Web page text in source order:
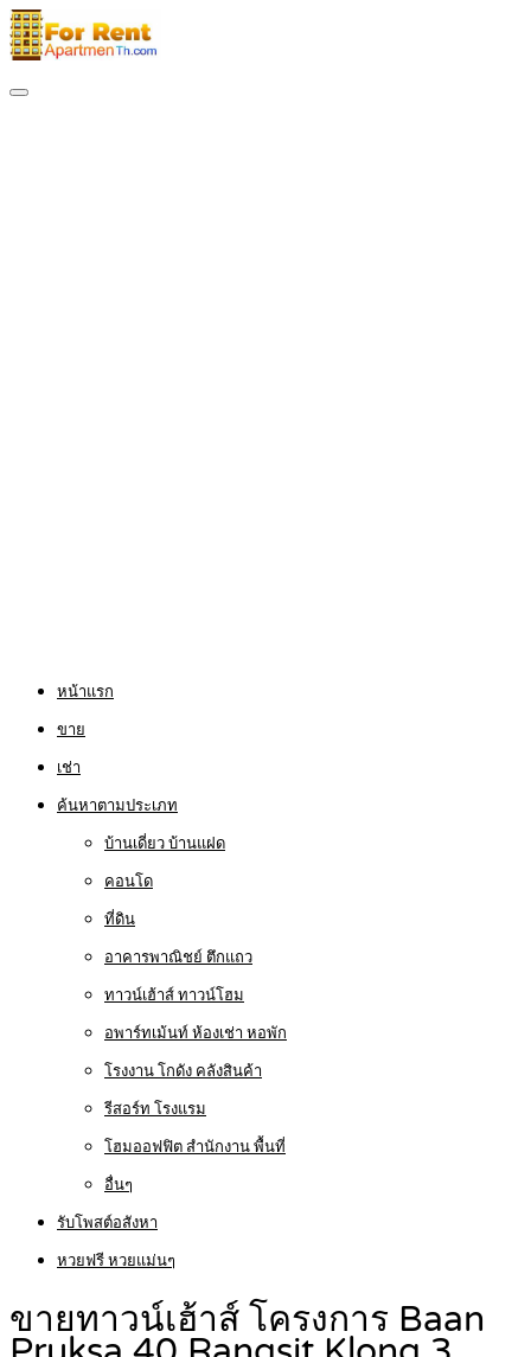
หน้าแรก
ขาย
เช่า
ค้นหาตามประเภท
บ้านเดี่ยว บ้านแฝด
คอนโด
ที่ดิน
อาคารพาณิชย์ ตึกแถว
ทาวน์เฮ้าส์ ทาวน์โฮม
อพาร์ทเม้นท์ ห้องเช่า หอพัก
โรงงาน โกดัง คลังสินค้า
รีสอร์ท โรงแรม
โฮมออฟฟิต สำนักงาน พื้นที่
อื่นๆ
รับโพสต์อสังหา
หวยฟรี หวยแม่นๆ
ขายทาวน์เฮ้าส์ โครงการ Baan